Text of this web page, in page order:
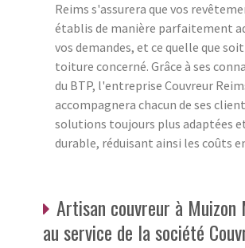
Reims s'assurera que vos
établis de manière parfaitement
vos demandes, et ce quelle que
toiture concerné. Grâce à ses
du BTP, l'entreprise Couvreur
accompagnera chacun de ses
solutions toujours plus adaptées
durable, réduisant ainsi les coûts
Artisan couvreur à Muizon
au service de la société